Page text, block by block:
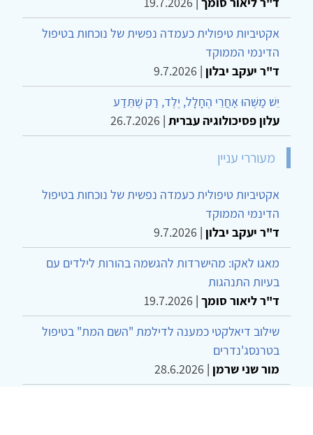
אקטיביות טיפולית כעמדה נפשית של נוכחות בטיפול
הדינמי הממוקד
ד"ר יעקב יבלון |
9.7.2026
יֵשׁ מַשֶּׁהוּ אַחֲרֵי הֶחָלָל, יֶלֶד, רַק שֶׁתֵּדַע
עלון פסיכולוגיה עברית |
26.7.2026
מעוררי עניין
אקטיביות טיפולית כעמדה נפשית של נוכחות בטיפול
הדינמי הממוקד
ד"ר יעקב יבלון |
9.7.2026
מאגו לאקו: מהישרדות להגשמה בהורות לילדים עם
בעיות התנהגות
ד"ר ליאור סומך |
19.7.2026
שילוב דיאלקטי כמענה לדילמת "השם המת" בטיפול
בטרנסג'נדרים
מור שני שרמן |
28.6.2026